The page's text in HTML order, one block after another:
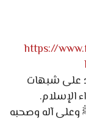
https://
على شبهات
الإسلام.
آله وصحبه